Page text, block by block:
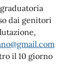
dai genitori
il 10 giorno